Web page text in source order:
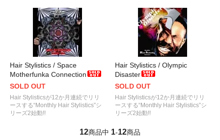
Hair Stylistics / Space
Motherfunka Connection
SOLD OUT
Hair Stylisticsが12か月連続でリリ
ースする“Monthly Hair Stylistics”シ
リーズ2始動!!
Hair Stylistics / Olympic
Disaster
SOLD OUT
Hair Stylisticsが12か月連続でリリ
ースする“Monthly Hair Stylistics”シ
リーズ2始動!!
12商品中 1-12商品